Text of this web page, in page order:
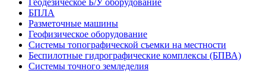
БПЛА
Разметочные машины
Геофизическое оборудование
Системы топографической съемки на местности
Беспилотные гидрографические комплексы (БПВА)
Системы точного земледелия